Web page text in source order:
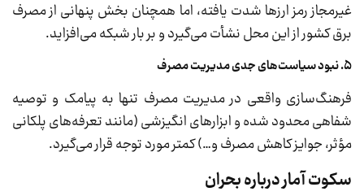
غیرمجاز رمز ارزها شدت یافته، اما همچنان بخش پنهانی از مصرف
برق کشور از این محل نشأت می‌گیرد و بر بار شبکه می‌افزاید.
۵. نبود سیاست‌های جدی مدیریت مصرف
فرهنگ‌سازی واقعی در مدیریت مصرف تنها به پیامک و توصیه
شفاهی محدود شده و ابزارهای انگیزشی (مانند تعرفه‌های پلکانی
مؤثر، جوایز کاهش مصرف و…) کمتر مورد توجه قرار می‌گیرد.
سکوت آمار درباره بحران